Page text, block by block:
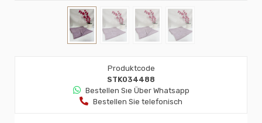
Produktcode
STK034488
Bestellen Sıe Über Whatsapp
Bestellen Sie telefonisch